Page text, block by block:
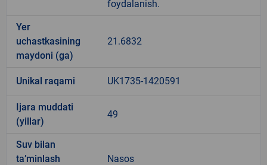
foydalanish.
Yer
uchastkasining
maydoni (ga)
21.6832
Unikal raqami UK1735-1420591
Ijara muddati
(yillar)
49
Suv bilan
ta’minlash
Nasos